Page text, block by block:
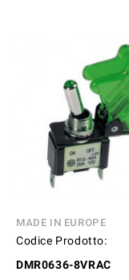
MADE IN EUROPE
Codice Prodotto:
DMR0636-8VRAC